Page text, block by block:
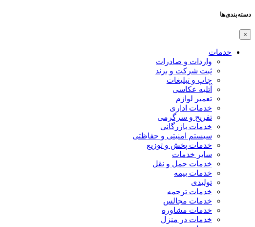
دسته‌بندی‌ها
×
خدمات
واردات و صادرات
ثبت شرکت و برند
چاپ و تبلیغات
آتلیه عکاسی
تعمیر لوازم
خدمات اداری
تفریح و سرگرمی
خدمات بازرگانی
سیستم امنیتی و حفاظتی
خدمات پخش و توزیع
سایر خدمات
خدمات حمل و نقل
خدمات بیمه
تولیدی
خدمات ترجمه
خدمات مجالس
خدمات مشاوره
خدمات در منزل